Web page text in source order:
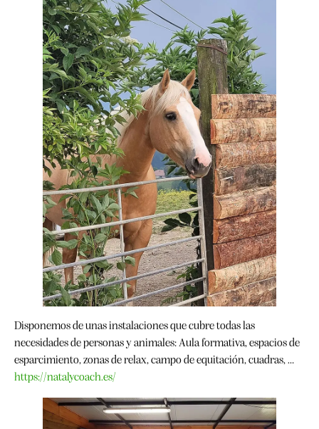
Disponemos de unas instalaciones que cubre todas las
necesidades de personas y animales: Aula formativa, espacios de
esparcimiento, zonas de relax, campo de equitación, cuadras, …
https://natalycoach.es/